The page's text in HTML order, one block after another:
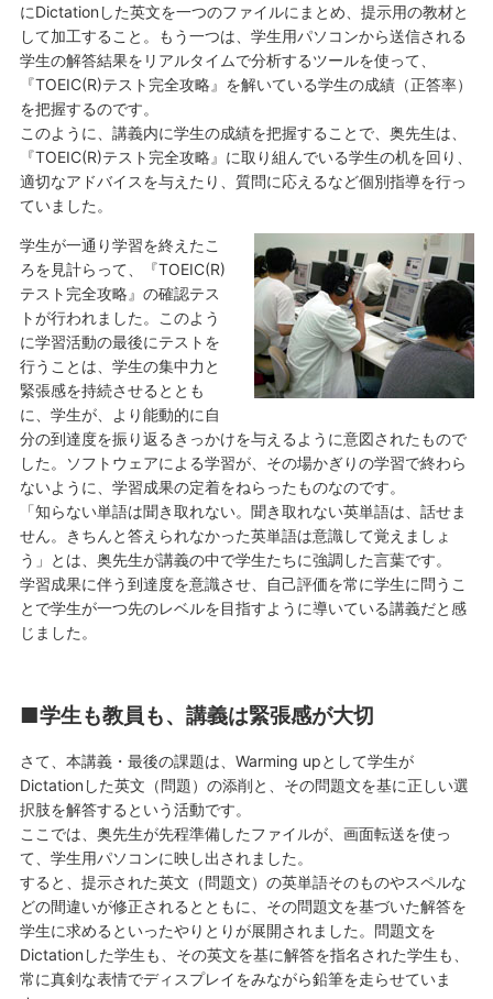
にDictationした英文を一つのファイルにまとめ、提示用の教材と
して加工すること。もう一つは、学生用パソコンから送信される
学生の解答結果をリアルタイムで分析するツールを使って、
『TOEIC(R)テスト完全攻略』を解いている学生の成績（正答率）
を把握するのです。
このように、講義内に学生の成績を把握することで、奥先生は、
『TOEIC(R)テスト完全攻略』に取り組んでいる学生の机を回り、
適切なアドバイスを与えたり、質問に応えるなど個別指導を行っ
ていました。
学生が一通り学習を終えたこ
ろを見計らって、『TOEIC(R)
テスト完全攻略』の確認テス
トが行われました。このよう
に学習活動の最後にテストを
行うことは、学生の集中力と
緊張感を持続させるととも
に、学生が、より能動的に自
分の到達度を振り返るきっかけを与えるように意図されたもので
した。ソフトウェアによる学習が、その場かぎりの学習で終わら
ないように、学習成果の定着をねらったものなのです。
「知らない単語は聞き取れない。聞き取れない英単語は、話せま
せん。きちんと答えられなかった英単語は意識して覚えましょ
う」とは、奥先生が講義の中で学生たちに強調した言葉です。
学習成果に伴う到達度を意識させ、自己評価を常に学生に問うこ
とで学生が一つ先のレベルを目指すように導いている講義だと感
じました。
■学生も教員も、講義は緊張感が大切
さて、本講義・最後の課題は、Warming upとして学生が
Dictationした英文（問題）の添削と、その問題文を基に正しい選
択肢を解答するという活動です。
ここでは、奥先生が先程準備したファイルが、画面転送を使っ
て、学生用パソコンに映し出されました。
すると、提示された英文（問題文）の英単語そのものやスペルな
どの間違いが修正されるとともに、その問題文を基づいた解答を
学生に求めるといったやりとりが展開されました。問題文を
Dictationした学生も、その英文を基に解答を指名された学生も、
常に真剣な表情でディスプレイをみながら鉛筆を走らせていま